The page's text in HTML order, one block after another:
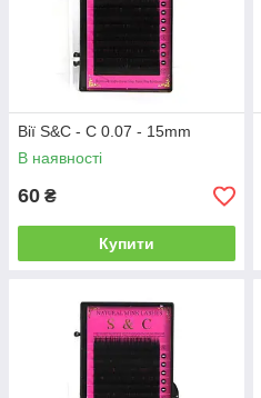
Вії S&C - С 0.07 - 15mm
В наявності
60 ₴
Купити